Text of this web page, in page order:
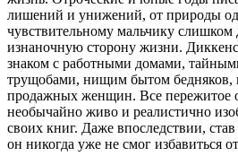
лишений и унижений, от природы
чувствительному мальчику слишком
изнаночную сторону жизни.
знаком с работными домами,
трущобами, нищим бытом бедняков,
продажных женщин. Все пережитое
необычайно живо и реалистично
своих книг. Даже впоследствии,
он никогда уже не смог избавиться